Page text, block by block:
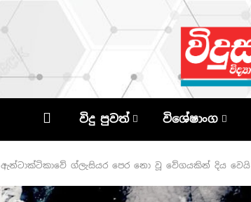
විදු පුවත් විශේෂාංග
ඇන්ටාක්ටිකාවේ ග්ලැසියර පෙර නො වූ වේගයකින් දිය වෙයි